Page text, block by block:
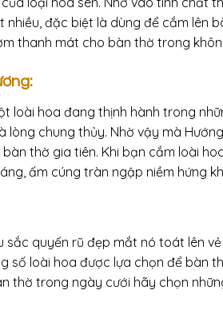
đặc biệt là dùng để cắm lên
thanh mát cho bàn thờ trong
loài hoa đang thịnh hành trong
lòng chung thủy. Nhờ vậy mà
thờ gia tiên. Khi bạn cắm loài
ấm cúng tràn ngập niềm hứng
sắc quyến rũ đẹp mắt nó toát lên
số loài hoa được lựa chọn để bàn
thờ trong ngày cưới hãy chọn